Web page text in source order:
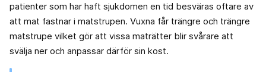
patienter som har haft sjukdomen en tid besväras oftare av
att mat fastnar i matstrupen. Vuxna får trängre och trängre
matstrupe vilket gör att vissa maträtter blir svårare att
svälja ner och anpassar därför sin kost.